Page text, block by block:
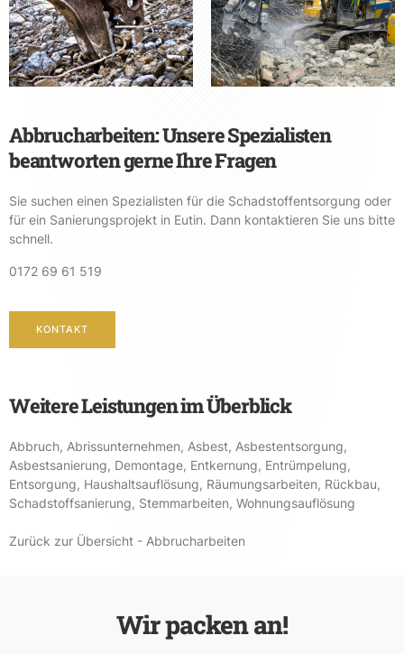
Abbrucharbeiten: Unsere Spezialisten
beantworten gerne Ihre Fragen
Sie suchen einen Spezialisten für die Schadstoffentsorgung oder
für ein Sanierungsprojekt in Eutin. Dann kontaktieren Sie uns bitte
schnell.
0172 69 61 519
KONTAKT
Weitere Leistungen im Überblick
Abbruch, Abrissunternehmen, Asbest, Asbestentsorgung,
Asbestsanierung, Demontage, Entkernung, Entrümpelung,
Entsorgung, Haushaltsauflösung, Räumungsarbeiten, Rückbau,
Schadstoffsanierung, Stemmarbeiten, Wohnungsauflösung
Zurück zur Übersicht - Abbrucharbeiten
Wir packen an!